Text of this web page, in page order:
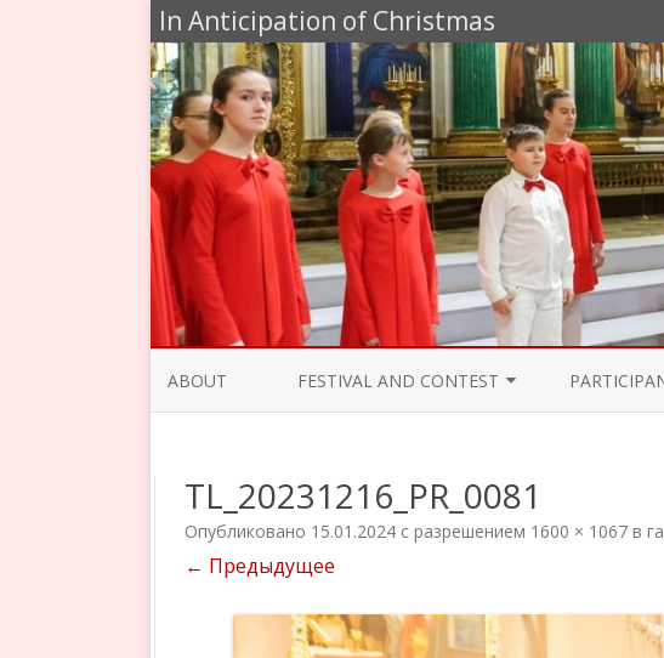
In Anticipation of Christmas
ABOUT FESTIVAL AND CONTEST
PROGRAMME 2019
TL_20231216_PR_0081
Опубликовано 15.01.2024 с разрешением 1600 × 1067 в
← Предыдущее